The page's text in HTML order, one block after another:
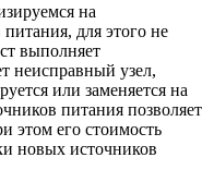
на
для этого не
выполняет
неисправный узел,
или заменяется на
питания позволяет
этом его стоимость
новых источников